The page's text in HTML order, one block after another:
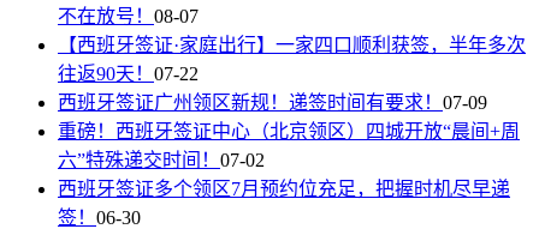
不在放号！ 08-07
【西班牙签证·家庭出行】一家四口顺利获签，半年多次
往返90天！ 07-22
西班牙签证广州领区新规！递签时间有要求！ 07-09
重磅！西班牙签证中心（北京领区）四城开放“晨间+周
六”特殊递交时间！ 07-02
西班牙签证多个领区7月预约位充足，把握时机尽早递
签！ 06-30